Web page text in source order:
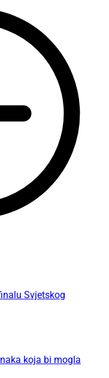
Svjetskog
koja bi mogla